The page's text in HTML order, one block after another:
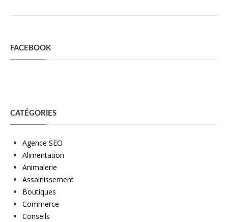
FACEBOOK
CATÉGORIES
Agence SEO
Alimentation
Animalerie
Assainissement
Boutiques
Commerce
Conseils